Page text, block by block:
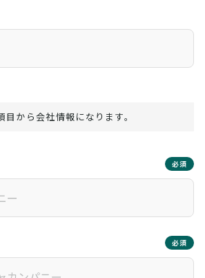
目から会社情報になります。
必須
必須